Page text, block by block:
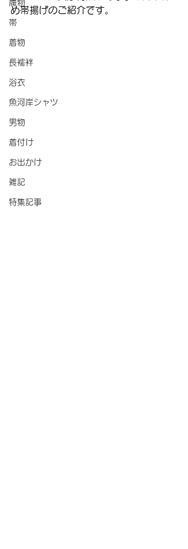
履物
帯
着物
長襦袢
浴衣
魚河岸シャツ
男物
着付け
お出かけ
雑記
特集記事
め帯揚げのご紹介です。